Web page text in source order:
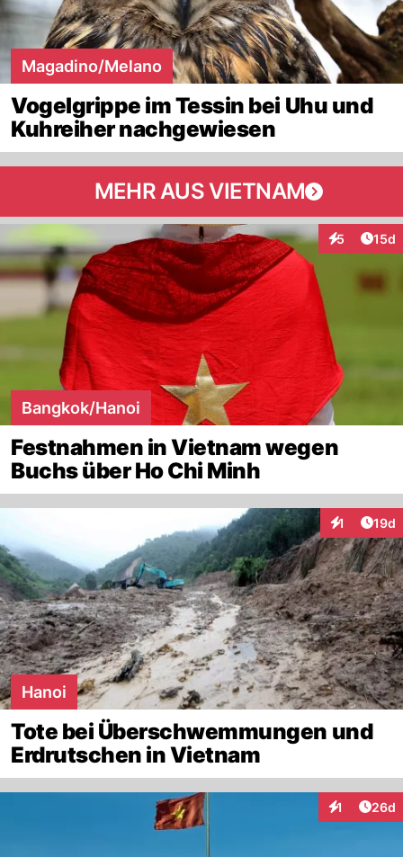
Magadino/Melano
Vogelgrippe im Tessin bei Uhu und
Kuhreiher nachgewiesen
MEHR AUS VIETNAM
5
Interaktionen
15d
Bangkok/Hanoi
Festnahmen in Vietnam wegen
Buchs über Ho Chi Minh
1 19d
Hanoi
Tote bei Überschwemmungen und
Erdrutschen in Vietnam
1
Interaktionen
26d